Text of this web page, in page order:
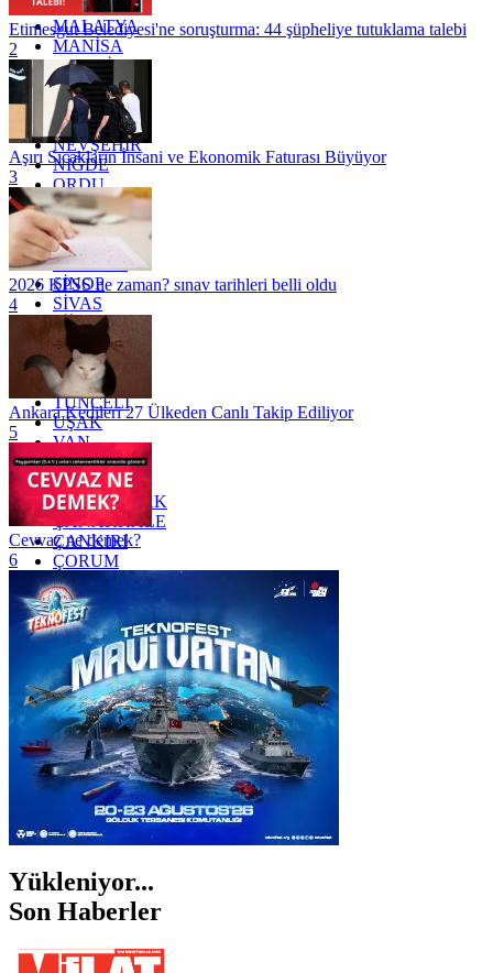
KİLİS
MALATYA
MANİSA
MARDİN
MERSİN
MUĞLA
MUŞ
NEVŞEHİR
NİĞDE
ORDU
OSMANİYE
RİZE
SAKARYA
SAMSUN
SİNOP
SİVAS
SİİRT
TEKİRDAĞ
TOKAT
TRABZON
TUNCELİ
UŞAK
VAN
YALOVA
YOZGAT
ZONGULDAK
ÇANAKKALE
ÇANKIRI
ÇORUM
İSTANBUL
İZMİR
ŞANLIURFA
ŞIRNAK
Etimesgut Belediyesi'ne soruşturma: 44 şüpheliye tutuklama talebi
2
Aşırı Sıcakların İnsani ve Ekonomik Faturası Büyüyor
3
2026 KPSS ne zaman? sınav tarihleri belli oldu
4
Ankara Kedileri 27 Ülkeden Canlı Takip Ediliyor
5
Cevvaz ne demek?
6
Yükleniyor...
Son Haberler